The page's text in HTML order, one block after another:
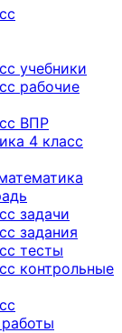
учебники
рабочие
ВПР
4 класс
задачи
задания
тесты
контрольные